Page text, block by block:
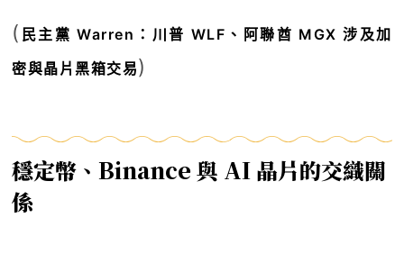
( 民主黨 Warren：川普 WLF、阿聯酋 MGX 涉及加
密與晶片黑箱交易)
穩定幣、Binance 與 AI 晶片的交織關
係